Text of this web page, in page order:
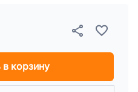
корзину